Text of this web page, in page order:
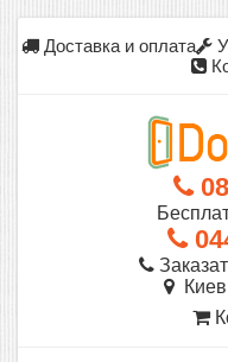
Доставка и оплата